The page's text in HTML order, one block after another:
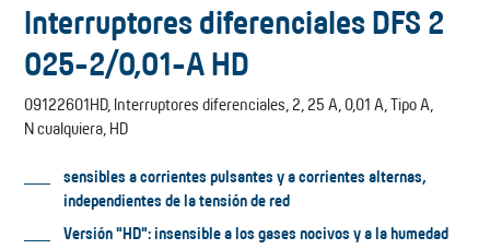
Interruptores diferenciales DFS 2
025-2/0,01-A HD
09122601HD, Interruptores diferenciales, 2, 25 A, 0,01 A, Tipo A,
N cualquiera, HD
sensibles a corrientes pulsantes y a corrientes alternas,
independientes de la tensión de red
Versión "HD": insensible a los gases nocivos y a la humedad